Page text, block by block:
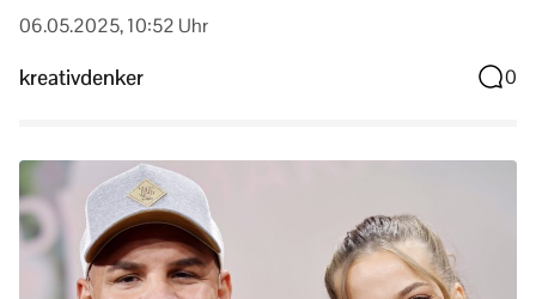
06.05.2025, 10:52 Uhr
kreativdenker 0